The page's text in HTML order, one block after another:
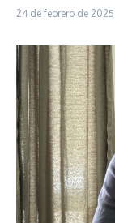
24 de febrero de 2025